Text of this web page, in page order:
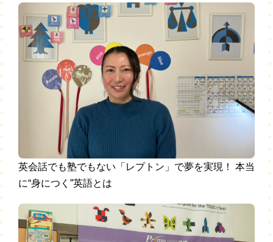
英会話でも塾でもない「レプトン」で夢を実現！ 本当
に“身につく”英語とは